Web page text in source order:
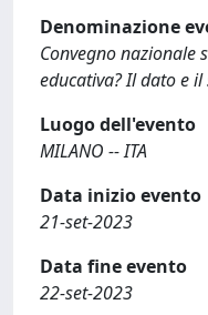
Denominazione
Convegno nazionale
educativa? Il dato e
Luogo dell'evento
MILANO -- ITA
Data inizio evento
21-set-2023
Data fine evento
22-set-2023